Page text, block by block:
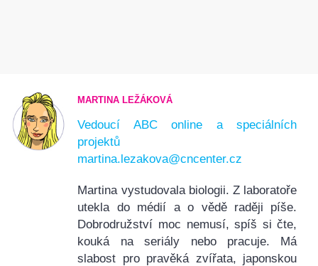
MARTINA LEŽÁKOVÁ
Vedoucí ABC online a speciálních
projektů
martina.lezakova@cncenter.cz
Martina vystudovala biologii. Z laboratoře
utekla do médií a o vědě raději píše.
Dobrodružství moc nemusí, spíš si čte,
kouká na seriály nebo pracuje. Má
slabost pro pravěká zvířata, japonskou